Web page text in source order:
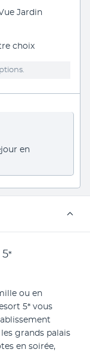
Jardin
choix
en
5*
ou en
5* vous
grands palais
en soirée,